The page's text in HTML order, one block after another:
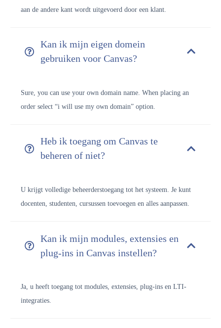
aan de andere kant wordt uitgevoerd door een klant.
Kan ik mijn eigen domein
gebruiken voor Canvas?
Sure, you can use your own domain name. When placing an
order select “i will use my own domain” option.
Heb ik toegang om Canvas te
beheren of niet?
U krijgt volledige beheerderstoegang tot het systeem. Je kunt
docenten, studenten, cursussen toevoegen en alles aanpassen.
Kan ik mijn modules, extensies en
plug-ins in Canvas instellen?
Ja, u heeft toegang tot modules, extensies, plug-ins en LTI-
integraties.